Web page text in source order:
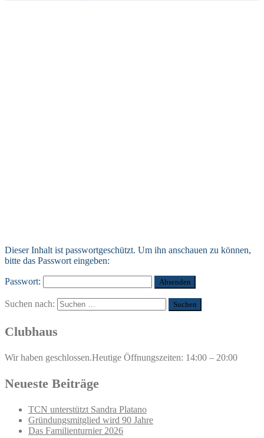
Dieser Inhalt ist passwortgeschützt. Um ihn anschauen zu können,
bitte das Passwort eingeben:
Passwort:
Suchen nach:
Clubhaus
Wir haben geschlossen.Heutige Öffnungszeiten: 14:00 – 20:00
Neueste Beiträge
TCN unterstützt Sandra Platano
Gründungsmitglied wird 90 Jahre
Das Familienturnier 2026